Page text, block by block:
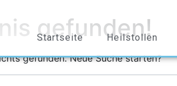
Startseite Heilstollen
gefunden!
gefunden. Neue Suche starten?